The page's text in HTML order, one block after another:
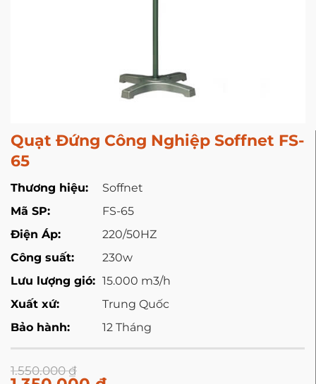
Quạt Đứng Công Nghiệp Soffnet FS-
65
Thương hiệu:
Soffnet
Mã SP:
FS-65
Điện Áp:
220/50HZ
Công suất:
230w
Lưu lượng gió: 15.000 m3/h
Xuất xứ:
Trung Quốc
Bảo hành:
12 Tháng
1.550.000₫